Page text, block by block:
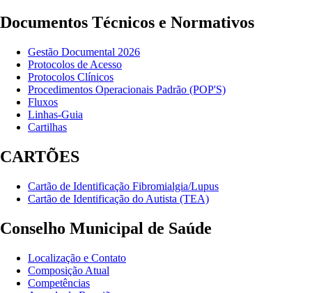
Documentos Técnicos e Normativos
Gestão Documental 2026
Protocolos de Acesso
Protocolos Clínicos
Procedimentos Operacionais Padrão (POP'S)
Fluxos
Linhas-Guia
Cartilhas
CARTÕES
Cartão de Identificação Fibromialgia/Lupus
Cartão de Identificação do Autista (TEA)
Conselho Municipal de Saúde
Localização e Contato
Composição Atual
Competências